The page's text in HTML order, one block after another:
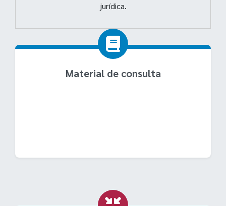
jurídica.
Material de consulta